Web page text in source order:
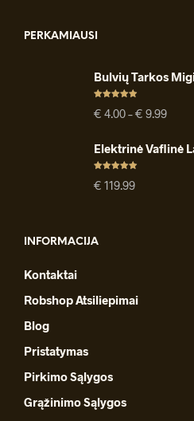
PERKAMIAUSI
Bulvių Tarkos
:4.91iš 5
€ 4.00–€ 9.99Price
Elektrinė Vaflinė
:4.94iš 5
€ 119.99
INFORMACIJA
Kontaktai
Robshop Atsiliepimai
Blog
Pristatymas
Pirkimo Sąlygos
Grąžinimo Sąlygos